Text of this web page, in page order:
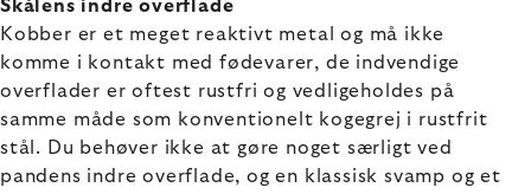
Skålens indre overflade
Kobber er et meget reaktivt metal og må ikke
komme i kontakt med fødevarer, de indvendige
overflader er oftest rustfri og vedligeholdes på
samme måde som konventionelt kogegrej i rustfrit
stål. Du behøver ikke at gøre noget særligt ved
pandens indre overflade, og en klassisk svamp og et